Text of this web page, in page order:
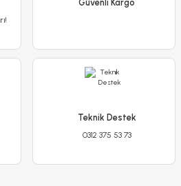
Güvenli Kargo
Teknik Destek
0312 375 53 73